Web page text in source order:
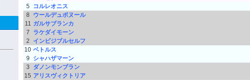
5
コルレオニス
8
ウールデュボヌール
11 ガルサブランカ
7
ラケダイモーン
2
インビジブルセルフ
10 ベトルス
9
シャハザマーン
3
ダノンモンブラン
15 アリスヴィクトリア